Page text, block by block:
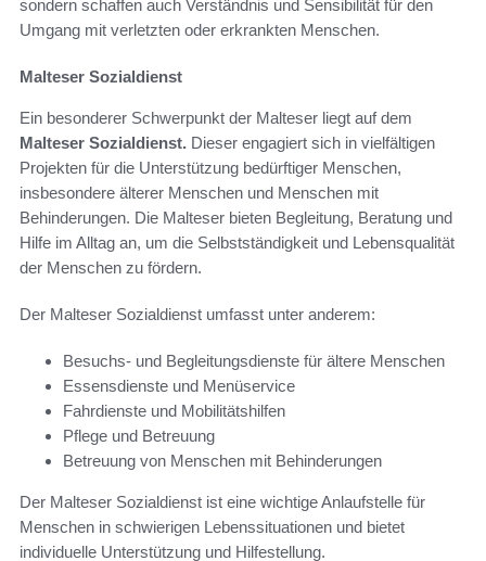
sondern schaffen auch Verständnis und Sensibilität für den
Umgang mit verletzten oder erkrankten Menschen.
Malteser Sozialdienst
Ein besonderer Schwerpunkt der Malteser liegt auf dem
Malteser Sozialdienst. Dieser engagiert sich in vielfältigen
Projekten für die Unterstützung bedürftiger Menschen,
insbesondere älterer Menschen und Menschen mit
Behinderungen. Die Malteser bieten Begleitung, Beratung und
Hilfe im Alltag an, um die Selbstständigkeit und Lebensqualität
der Menschen zu fördern.
Der Malteser Sozialdienst umfasst unter anderem:
Besuchs- und Begleitungsdienste für ältere Menschen
Essensdienste und Menüservice
Fahrdienste und Mobilitätshilfen
Pflege und Betreuung
Betreuung von Menschen mit Behinderungen
Der Malteser Sozialdienst ist eine wichtige Anlaufstelle für
Menschen in schwierigen Lebenssituationen und bietet
individuelle Unterstützung und Hilfestellung.